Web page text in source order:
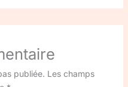
publiée. Les champs